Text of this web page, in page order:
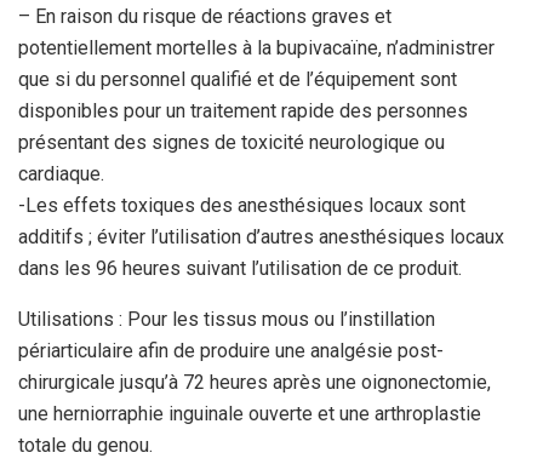
– En raison du risque de réactions graves et
potentiellement mortelles à la bupivacaïne, n’administrer
que si du personnel qualifié et de l’équipement sont
disponibles pour un traitement rapide des personnes
présentant des signes de toxicité neurologique ou
cardiaque.
-Les effets toxiques des anesthésiques locaux sont
additifs ; éviter l’utilisation d’autres anesthésiques locaux
dans les 96 heures suivant l’utilisation de ce produit.
Utilisations : Pour les tissus mous ou l’instillation
périarticulaire afin de produire une analgésie post-
chirurgicale jusqu’à 72 heures après une oignonectomie,
une herniorraphie inguinale ouverte et une arthroplastie
totale du genou.